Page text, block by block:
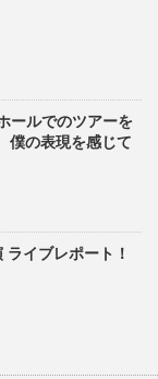
ールでのツアーを
僕の表現を感じて
イブレポート！